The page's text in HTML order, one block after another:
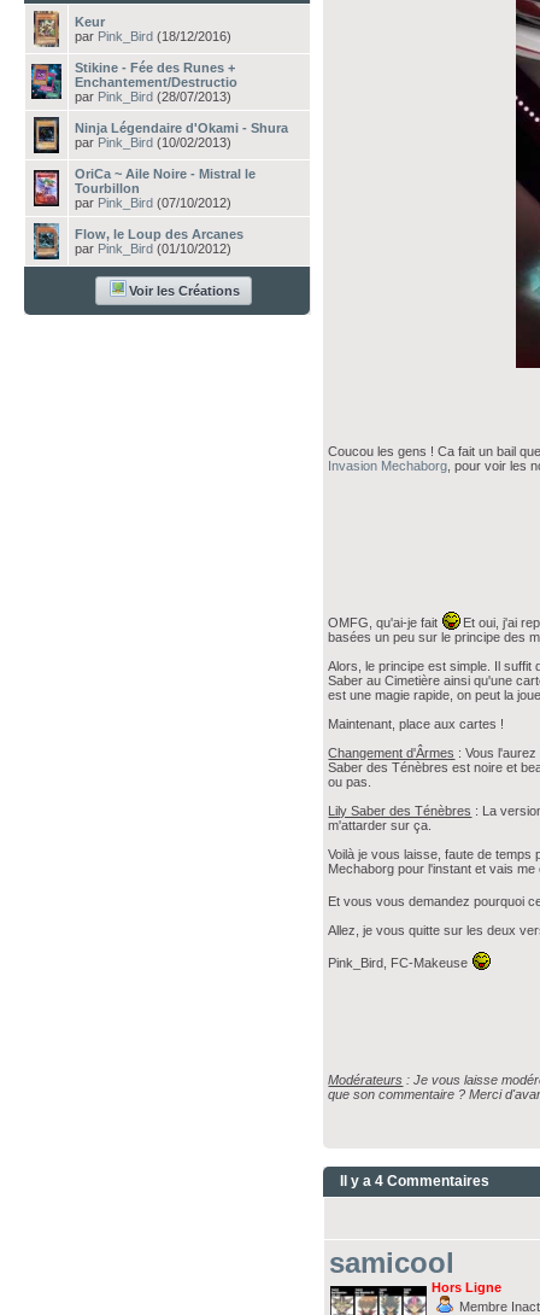
Keur
par Pink_Bird (18/12/2016)
Stikine - Fée des Runes +
Enchantement/Destructio
par Pink_Bird (28/07/2013)
Ninja Légendaire d'Okami - Shura
par Pink_Bird (10/02/2013)
OriCa ~ Aile Noire - Mistral le
Tourbillon
par Pink_Bird (07/10/2012)
Flow, le Loup des Arcanes
par Pink_Bird (01/10/2012)
Voir les Créations
Coucou les gens ! Ca fait un bail
Invasion Mechaborg , pour voir les
OMFG, qu'ai-je fait
Et oui, j'ai
basées un peu sur le principe des
Alors, le principe est simple. Il suffit
Saber au Cimetière ainsi qu'une
est une magie rapide, on peut la
Maintenant, place aux cartes !
Changement d'Ârmes : Vous
Saber des Ténèbres est noire et
ou pas.
Lily Saber des Ténèbres : La
m'attarder sur ça.
Voilà je vous laisse, faute de
Mechaborg pour l'instant et vais
Et vous vous demandez pourquoi
Allez, je vous quitte sur les deux
Pink_Bird, FC-Makeuse
Modérateurs : Je vous laisse
que son commentaire ? Merci
Il y a 4 Commentaires
samicool
Hors Ligne
Membre